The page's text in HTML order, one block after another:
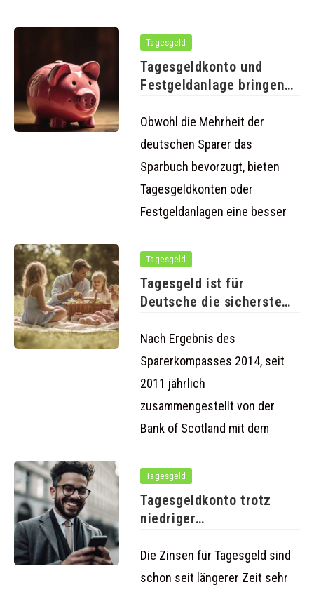
Tagesgeld
Tagesgeldkonto und
Festgeldanlage bringen
Obwohl die Mehrheit der
deutschen Sparer das
Sparbuch bevorzugt, bieten
Tagesgeldkonten oder
Festgeldanlagen eine besser
Tagesgeld
Tagesgeld ist für
Deutsche die sicherste
Nach Ergebnis des
Sparerkompasses 2014, seit
2011 jährlich
zusammengestellt von der
Bank of Scotland mit dem
Tagesgeld
Tagesgeldkonto trotz
niedriger
lohnenswert
Die Zinsen für Tagesgeld sind
schon seit längerer Zeit sehr